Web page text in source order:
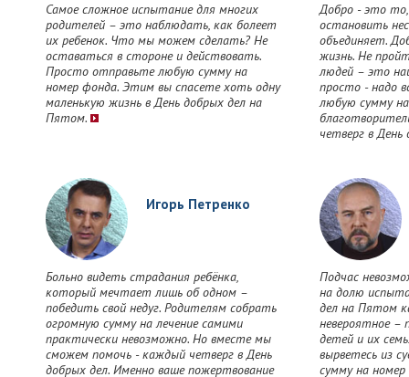
Самое сложное испытание для многих
родителей – это наблюдать, как болеет
их ребенок. Что мы можем сделать? Не
оставаться в стороне и действовать.
Просто отправьте любую сумму на
номер фонда. Этим вы спасете хоть одну
маленькую жизнь в День добрых дел на
Пятом.
Добро - это
остановить
объединяет.
жизнь. Не
людей – это
просто - надо
любую сумму
четверг в
Игорь Петренко
Больно видеть страдания ребёнка,
который мечтает лишь об одном –
победить свой недуг. Родителям собрать
огромную сумму на лечение самими
практически невозможно. Но вместе мы
сможем помочь - каждый четверг в День
добрых дел. Именно ваше пожертвование
Подчас
на долю
дел на Пятом
невероятное –
детей и их
вырветесь из
сумму на